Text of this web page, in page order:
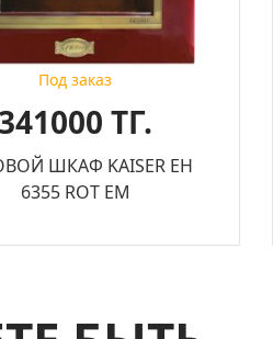
Под заказ
341000 ТГ.
ШКАФ KAISER EH
6355 ROT EM